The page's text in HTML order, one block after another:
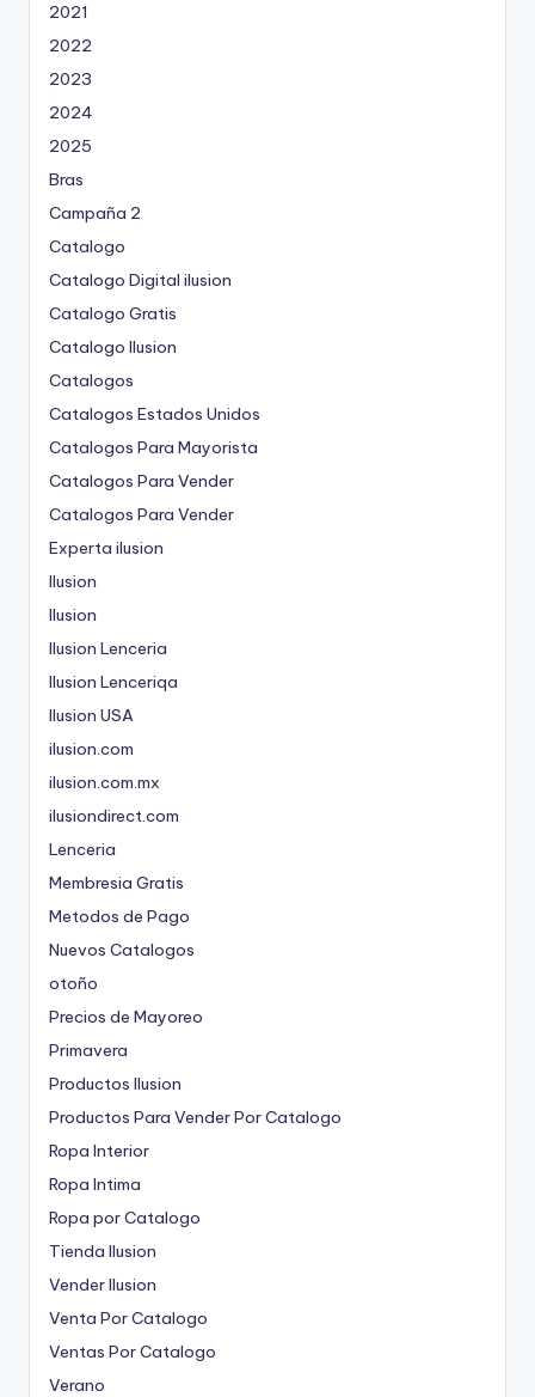
2021
2022
2023
2024
2025
Bras
Campaña 2
Catalogo
Catalogo Digital ilusion
Catalogo Gratis
Catalogo Ilusion
Catalogos
Catalogos Estados Unidos
Catalogos Para Mayorista
Catalogos Para Vender
Catalogos Para Vender
Experta ilusion
Ilusion
Ilusion
Ilusion Lenceria
Ilusion Lenceriqa
Ilusion USA
ilusion.com
ilusion.com.mx
ilusiondirect.com
Lenceria
Membresia Gratis
Metodos de Pago
Nuevos Catalogos
otoño
Precios de Mayoreo
Primavera
Productos Ilusion
Productos Para Vender Por Catalogo
Ropa Interior
Ropa Intima
Ropa por Catalogo
Tienda Ilusion
Vender Ilusion
Venta Por Catalogo
Ventas Por Catalogo
Verano